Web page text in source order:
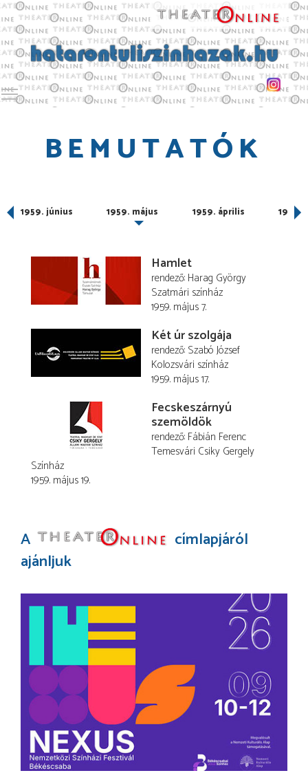
Toggle main menu visibility
BEMUTATÓK
1959. június 1959. május 1959. április 1959.
Hamlet
rendező Harag György
Szatmári színház
1959. május 7.
Két úr szolgája
rendező Szabó József
Kolozsvári színház
1959. május 17.
Fecskeszárnyú
szemöldök
rendező Fábián Ferenc
Temesvári Csiky Gergely
Színház
1959. május 19.
A
címlapjáról
ajánljuk